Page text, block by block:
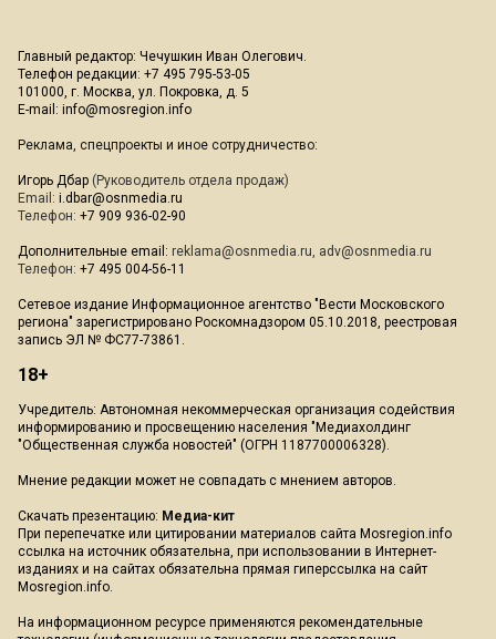
Главный редактор: Чечушкин Иван Олегович.
Телефон редакции: +7 495 795-53-05
101000, г. Москва, ул. Покровка, д. 5
E-mail: info@mosregion.info
Реклама, спецпроекты и иное сотрудничество:
Игорь Дбар (Руководитель отдела продаж)
Email: i.dbar@osnmedia.ru
Телефон: +7 909 936-02-90
Дополнительные email: reklama@osnmedia.ru, adv@osnmedia.ru
Телефон: +7 495 004-56-11
Сетевое издание Информационное агентство "Вести Московского
региона" зарегистрировано Роскомнадзором 05.10.2018, реестровая
запись ЭЛ № ФС77-73861.
18+
Учредитель: Автономная некоммерческая организация содействия
информированию и просвещению населения "Медиахолдинг
"Общественная служба новостей" (ОГРН 1187700006328).
Мнение редакции может не совпадать с мнением авторов.
Скачать презентацию: Медиа-кит
При перепечатке или цитировании материалов сайта Mosregion.info
ссылка на источник обязательна, при использовании в Интернет-
изданиях и на сайтах обязательна прямая гиперссылка на сайт
Mosregion.info.
На информационном ресурсе применяются рекомендательные